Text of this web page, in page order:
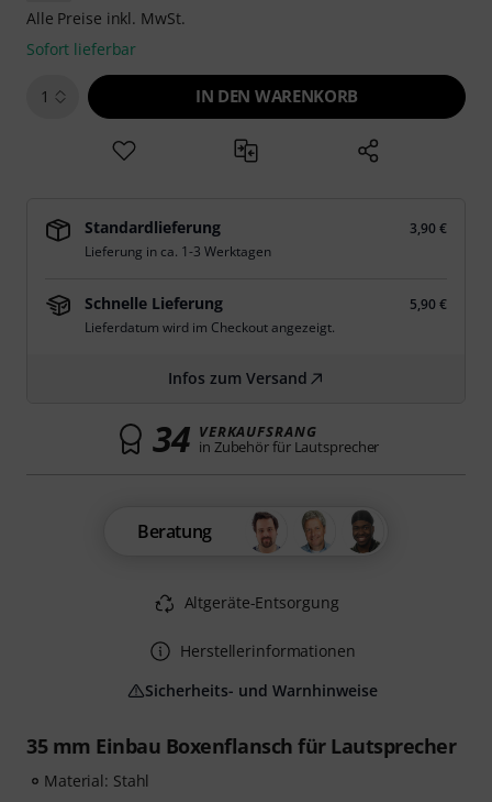
35 mm Einbau Boxenflansch für Lautsprecher
Material: Stahl
Alle Preise inkl. MwSt.
Sofort lieferbar
1 IN DEN WARENKORB
Standardlieferung
3,90 €
Lieferung in ca. 1-3 Werktagen
Schnelle Lieferung
5,90 €
Lieferdatum wird im Checkout angezeigt.
Infos zum Versand
34 VERKAUFSRANG
in Zubehör für Lautsprecher
Beratung
Altgeräte-Entsorgung
Herstellerinformationen
Sicherheits- und Warnhinweise